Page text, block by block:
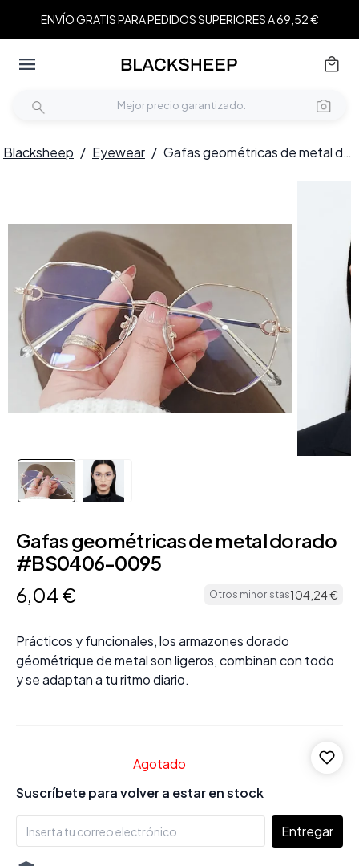
ENVÍO GRATIS PARA PEDIDOS SUPERIORES A 69,52 €
Blacksheep / Eyewear / Gafas geométricas de metal dorado #BS0406-0095
Gafas geométricas de metal dorado
#BS0406-0095
6,04 € Otros minoristas104,24€
Prácticos y funcionales, los armazones dorado
géométrique de metal son ligeros, combinan con todo
y se adaptan a tu ritmo diario.
Agotado
Suscríbete para volver a estar en stock
Entregar